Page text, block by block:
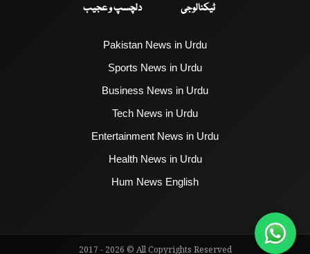
ٹیکنالوجی
دلچسپ و عجیب
Pakistan News in Urdu
Sports News in Urdu
Business News in Urdu
Tech News in Urdu
Entertainment News in Urdu
Health News in Urdu
Hum News English
2017 - 2026 © All Copyrights Reserved